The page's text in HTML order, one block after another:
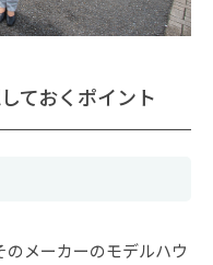
ておくポイント
メーカーのモデルハウ